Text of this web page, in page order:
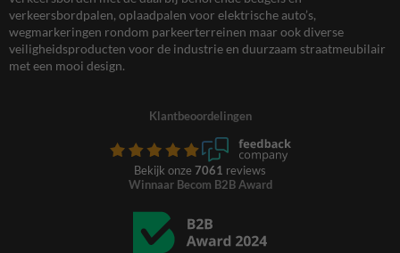
verkeersbordpalen, oplaadpalen voor elektrische auto’s,
wegmarkeringen rondom parkeerterreinen maar ook diverse
veiligheidsproducten voor de industrie en duurzaam straatmeubilair
met een mooi design.
Klantbeoordelingen
Bekijk onze 7061 reviews
Winnaar Becom B2B Award